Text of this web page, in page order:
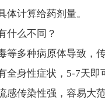
体计算给药剂量。
什么不同？
等多种病原体导致，
全身性症状，5-7天
感传染性强，容易大